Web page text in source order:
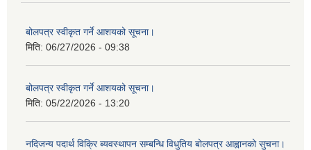
बोलपत्र स्वीकृत गर्ने आशयको सूचना।
मिति: 06/27/2026 - 09:38
बोलपत्र स्वीकृत गर्ने आशयको सूचना।
मिति: 05/22/2026 - 13:20
नदिजन्य पदार्थ विक्रि ब्यवस्थापन सम्बन्धि विधुतिय बोलपत्र आह्वानको सुचना।